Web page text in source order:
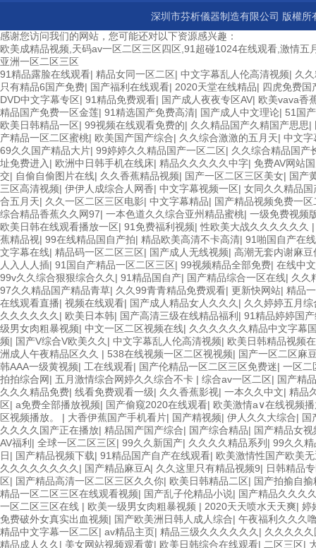
深圳市芬析儀器制造有限公司 版權
感谢您访问我们的网站，您可能还对以下资源感兴趣：
欧美成精品视频,天码av一区二区三区四区,91超碰1024在线观看,激情
亚洲一区二区三区
91精品露脸在线观看| 精品女同一区二区| 中文字幕乱人伦高清视频| 久
只有精品6国产免费| 国产福利在线观看| 2020天堂在线精品| 四虎免费国
DVD中文字幕专区| 91精品免费观看| 国产成人夜夜专区AV| 欧美vava香
精品国产免费一区金莲| 91精选国产免费高清| 国产成人中文理论| 51国
欧美日韩精品一区| 99视频在线观看免费的| 久久精品国产久精国产思思|
产精品一区二区蜜桃| 欧美国产国产综合| 久久综合激激的五月天| 中文字
69久久国产精品大片| 99婷婷久久精品国产一区二区| 久久综合精品国产
址免费进入 | 欧洲中日韩手机在线床| 精品久久久久久中字| 免费AV网站
交| 自偷自偷图片在线| 久久香蕉精品视频| 国产一区二区三区美女| 国产
三区高清视频| 伊伊人成综合人网香| 中文字幕视频一区| 女同久久精品
合五月天| 久久一区二区三区电影| 中文字幕精品| 国产精品视频免费一
综合精品香蕉久久网97| 一本色道久久综合亚州精品蜜桃| 一级免费视频
欧美日韩在线观看播放一区| 91免费福利视频|性欧美大战久久久久久久
蕉精品视| 99在线精品国自产拍| 精品欧美高清不卡高清| 91啪国自产在
文字幕在线| 精品码一区二区三区| 国产成人无线视频| 高潮无套内谢麻豆
人入人人插| 91国自产精品一区二区三区| 99视频精品全部免费| 在线中
99v久久综合狠狠综合久久 | 91精品国自产| 国产精品综合一区在线| 久久
97久久精品国产精品青草| 久久99青青精品免费观看| 更新快网站| 精品
在线观看直播| 视频在线观看| 国产成人精品女人久久久 | 久久婷婷五月
久久久久久久 | 欧美日本韩| 国产高清三级在线精品福利 | 91精品婷婷国
级男女肉粗暴视频| 中文一区二区视频在线| 久久久久久久精品中文字幕
频| 国产V综合V欧美久久 | 中文字幕乱人伦高清视频| 欧美日韩精品视频
洲成人午夜精品区久久 | 538在线视频一区二区视视频| 国产一区二区麻
韩AAA一级黄视频| 工在线观看| 国产伦精品一区二区三区免费迷| 一区二
拍拍综合网| 五月激情综合网婷久久综合不卡 | 综合av一区二区| 国产精
久久久精品免费| 线看免费观看一级| 久久香蕉影视| 一本久久中文| 精品
区| a免费全部播放视频| 国产偷窥2020在线观看| 欧美激情a∨在线视频
区视频播放。 | 大香伊蕉国产手机看片| 国产精视频| 伊人久久大综合| 国
久久久久国产正在播放| 精品国产国产综合| 国产综合精品| 国产精品女
AV福利 | 全球一区二区三区| 99久久新国产| 久久久久精品系列 | 99久久精
日| 国产精品视频下载| 91精品国产自产在线观看| 欧美激情性国产欧美
久久久久久久久久 | 国产精品麻豆A| 久久这里只有精品视频9| 日韩精品
区| 国产精品高清一区二区三区久久你| 欧美日韩精品二区| 国产拍揄自
精品一区二区三区在线观看视频| 国产乱子伦精品小说| 国产精品久久久
一区二区三区在线 | 欧美一级男女肉粗暴视频 | 2020天天喷水天天爽| 婷
免费破外女真实出血视频| 国产欧美洲日韩人成人综合| 午夜福利久久久
精品中文字幕一区二区| av精品主页| 精品三级久久久久久久 | 久久久久
精品成人久久 | 美女网站视频观看黄| 欧美日韩综合在线观看| 二区三区|